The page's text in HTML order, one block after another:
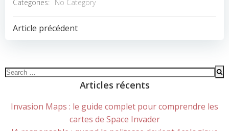
Categories: No Category
POST
Article précédent
Search
Articles récents
Invasion Maps : le guide complet pour comprendre les
cartes de Space Invader